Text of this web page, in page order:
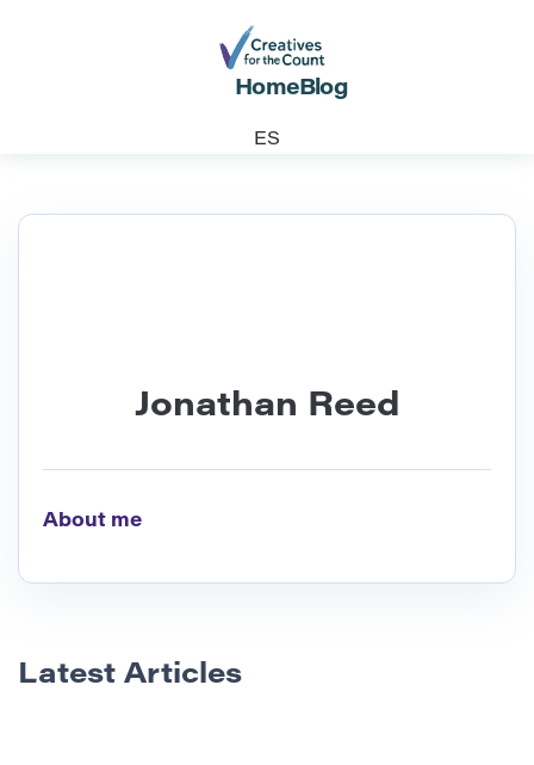
Home Blog
ES
Jonathan Reed
About me
Latest Articles